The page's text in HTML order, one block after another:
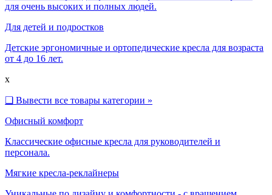
для очень высоких и полных людей.
Для детей и подростков
Детские эргономичные и ортопедические кресла для возраста
от 4 до 16 лет.
x
❑ Вывести все товары категории »
Офисный комфорт
Классические офисные кресла для руководителей и
персонала.
Мягкие кресла-реклайнеры